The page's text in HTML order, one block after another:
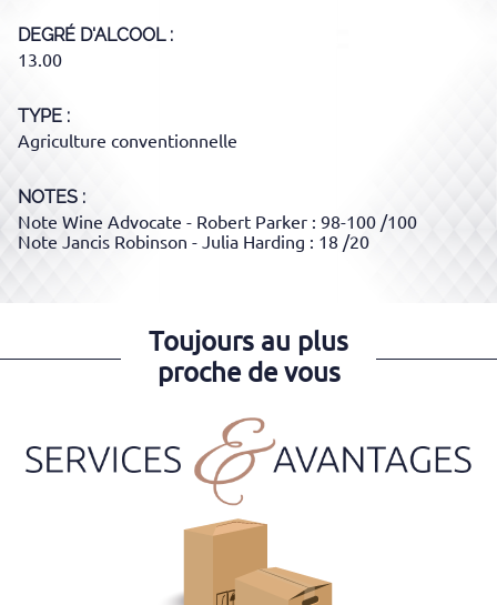
DEGRÉ D'ALCOOL
13.00
TYPE
Agriculture conventionnelle
NOTES :
Note Wine Advocate - Robert Parker : 98-100 /100
Note Jancis Robinson - Julia Harding : 18 /20
Toujours au plus
proche de vous